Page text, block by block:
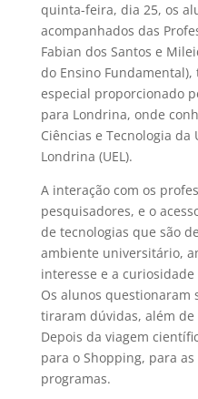
quinta-feira, dia 25, os
acompanhados das
Fabian dos Santos e
do Ensino
especial proporcionado
para Londrina, onde
Ciências e Tecnologia
Londrina (UEL).
A interação com os
pesquisadores, e o
de tecnologias que são
ambiente universitário,
interesse e a
Os alunos questionaram
tiraram dúvidas, além
Depois da viagem
para o Shopping, para
programas.